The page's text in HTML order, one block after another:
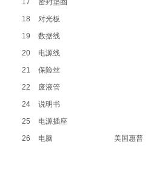
17 密封垫圈
18 对光板
19 数据线
20 电源线
21 保险丝
22 废液管
24 说明书
25 电源插座
26 电脑 美国惠普